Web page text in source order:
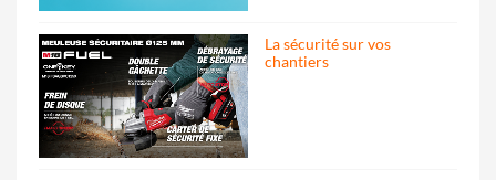
La sécurité sur vos
chantiers